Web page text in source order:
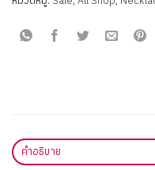
คำอธิบาย